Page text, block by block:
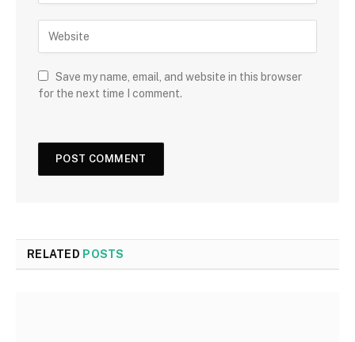
Save my name, email, and website in this browser
for the next time I comment.
RELATED POSTS